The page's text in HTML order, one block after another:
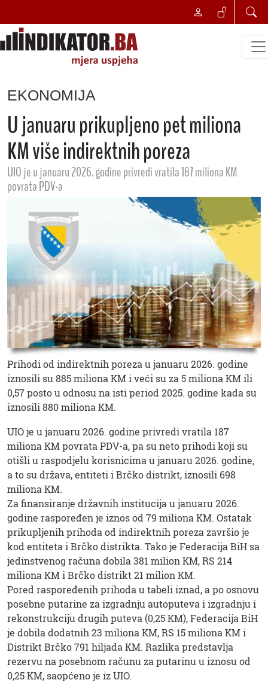
EKONOMIJA
U januaru prikupljeno pet miliona
KM više indirektnih poreza
UIO je u januaru 2026. godine privredi vratila 187 miliona KM
povrata PDV-a
Prihodi od indirektnih poreza u januaru 2026. godine
iznosili su 885 miliona KM i veći su za 5 miliona KM ili
0,57 posto u odnosu na isti period 2025. godine kada su
iznosili 880 miliona KM.
UIO je u januaru 2026. godine privredi vratila 187
miliona KM povrata PDV-a, pa su neto prihodi koji su
otišli u raspodjelu korisnicima u januaru 2026. godine,
a to su država, entiteti i Brčko distrikt, iznosili 698
miliona KM.
Za finansiranje državnih institucija u januaru 2026.
godine raspoređen je iznos od 79 miliona KM. Ostatak
prikupljenih prihoda od indirektnih poreza završio je
kod entiteta i Brčko distrikta. Tako je Federacija BiH sa
jedinstvenog računa dobila 381 milion KM, RS 214
miliona KM i Brčko distrikt 21 milion KM.
Pored raspoređenih prihoda u tabeli iznad, a po osnovu
posebne putarine za izgradnju autoputeva i izgradnju i
rekonstrukciju drugih puteva (0,25 KM), Federacija BiH
je dobila dodatnih 23 miliona KM, RS 15 miliona KM i
Distrikt Brčko 791 hiljada KM. Razlika predstavlja
rezervu na posebnom računu za putarinu u iznosu od
0,25 KM, saopćeno je iz UIO.